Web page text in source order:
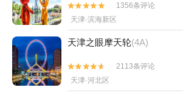


1356条评论
天津·滨海新区
天津之眼摩天轮(4A)


2113条评论
天津·河北区